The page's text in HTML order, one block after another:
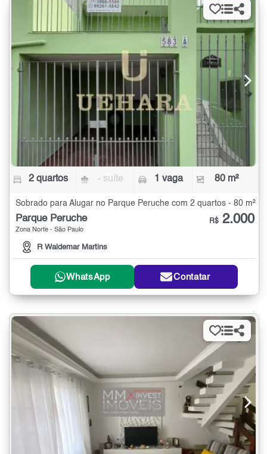
2 quartos - suíte 1 vaga 80 m²
Sobrado para Alugar no Parque Peruche com 2 quartos - 80 m²
Parque Peruche
Zona Norte - São Paulo
R Waldemar Martins
R$ 2.000
WhatsApp Contatar